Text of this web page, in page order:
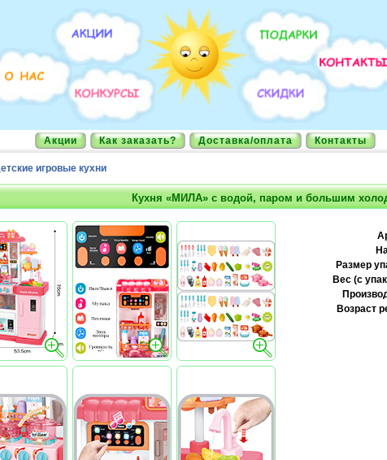
Акции Как заказать? Доставка/оплата Контакты
игровые кухни
Кухня «МИЛА» с водой, паром и большим
Размер
Вес (с
Возраст